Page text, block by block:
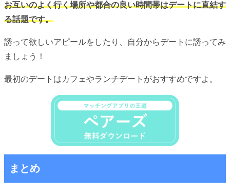
お互いのよく行く場所や都合の良い時間帯はデートに直結す
る話題です。
誘って欲しいアピールをしたり、自分からデートに誘ってみ
ましょう！
最初のデートはカフェやランチデートがおすすめですよ。
まとめ